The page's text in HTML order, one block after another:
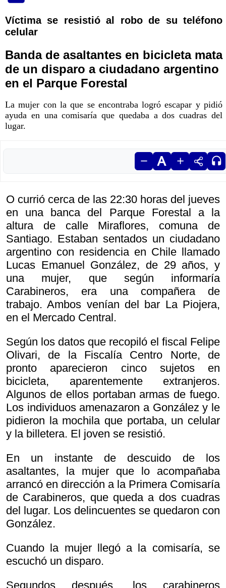
Víctima se resistió al robo de su teléfono
celular
Banda de asaltantes en bicicleta mata
de un disparo a ciudadano argentino
en el Parque Forestal
La mujer con la que se encontraba logró escapar y pidió
ayuda en una comisaría que quedaba a dos cuadras del
lugar.
O currió cerca de las 22:30 horas del jueves
en una banca del Parque Forestal a la
altura de calle Miraflores, comuna de
Santiago. Estaban sentados un ciudadano
argentino con residencia en Chile llamado
Lucas Emanuel González, de 29 años, y
una mujer, que según informaría
Carabineros, era una compañera de
trabajo. Ambos venían del bar La Piojera,
en el Mercado Central.
Según los datos que recopiló el fiscal Felipe
Olivari, de la Fiscalía Centro Norte, de
pronto aparecieron cinco sujetos en
bicicleta, aparentemente extranjeros.
Algunos de ellos portaban armas de fuego.
Los individuos amenazaron a González y le
pidieron la mochila que portaba, un celular
y la billetera. El joven se resistió.
En un instante de descuido de los
asaltantes, la mujer que lo acompañaba
arrancó en dirección a la Primera Comisaría
de Carabineros, que queda a dos cuadras
del lugar. Los delincuentes se quedaron con
González.
Cuando la mujer llegó a la comisaría, se
escuchó un disparo.
Segundos después, los carabineros